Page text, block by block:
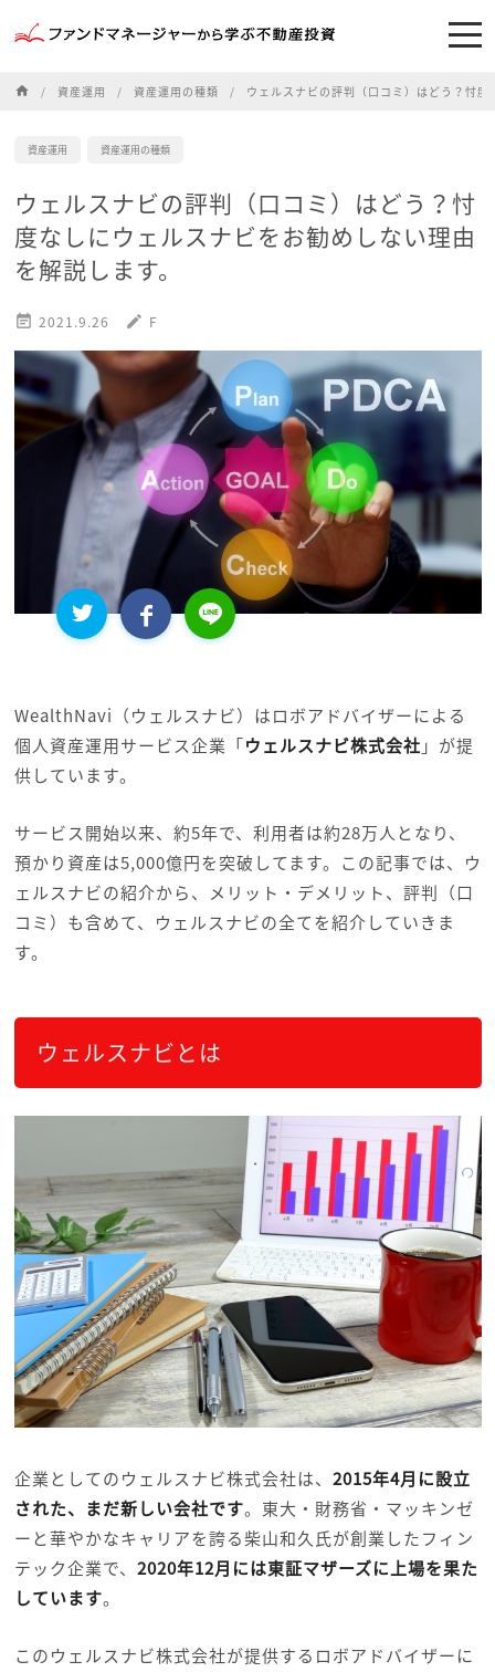
home 資産運用 資産運用の種類 ウェルスナビの評判（口コミ）はどう？忖
資産運用 資産運用の種類
ウェルスナビの評判（口コミ）はどう？忖
度なしにウェルスナビをお勧めしない理由
を解説します。
 2021.9.26 edit F
WealthNavi（ウェルスナビ）はロボアドバイザーによる
個人資産運用サービス企業「ウェルスナビ株式会社 」が提
供しています。
サービス開始以来、約5年で、利用者は約28万人となり、
預かり資産は5,000億円を突破してます。この記事では、ウ
ェルスナビの紹介から、メリット・デメリット、評判（口
コミ）も含めて、ウェルスナビの全てを紹介していきま
す。
ウェルスナビとは
企業としてのウェルスナビ株式会社は、 2015年4月に設立
された、まだ新しい会社です。東大・財務省・マッキンゼ
ーと華やかなキャリアを誇る柴山和久氏が創業したフィン
テック企業で、 2020年12月には東証マザーズに上場を果た
しています。
このウェルスナビ株式会社が提供するロボアドバイザーに